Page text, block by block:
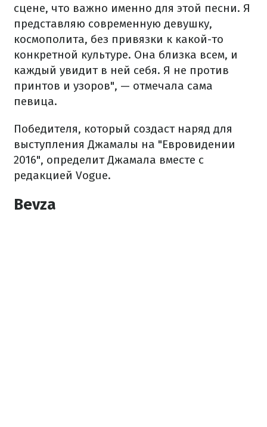
сцене, что важно именно для этой песни. Я
представляю современную девушку,
космополита, без привязки к какой-то
конкретной культуре. Она близка всем, и
каждый увидит в ней себя. Я не против
принтов и узоров", — отмечала сама
певица.
Победителя, который создаст наряд для
выступления Джамалы на "Евровидении
2016", определит Джамала вместе с
редакцией Vogue.
Bevza